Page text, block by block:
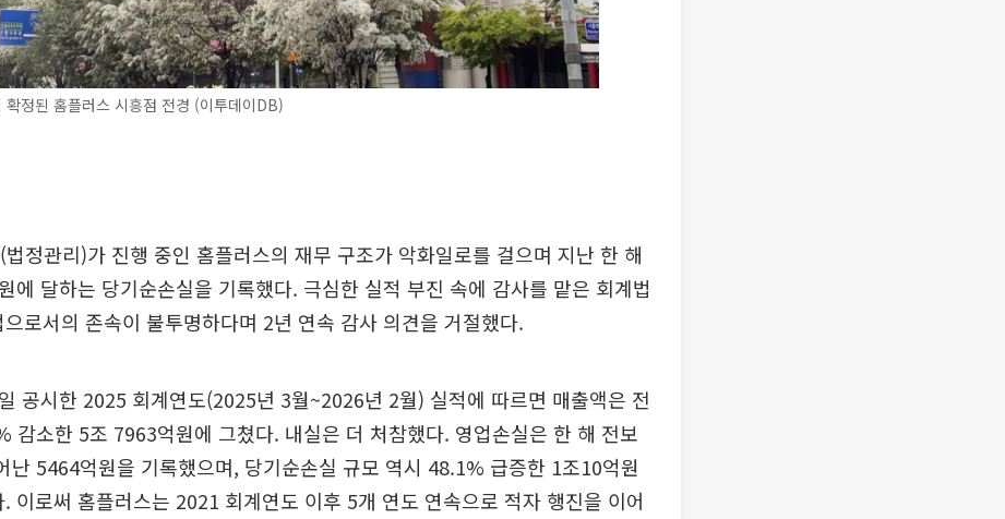
정된 홈플러스 시흥점 전경 (이투데이DB)
정관리)가 진행 중인 홈플러스의 재무 구조가 악화일로를 걸으며 지난 한 해
에 달하는 당기순손실을 기록했다. 극심한 실적 부진 속에 감사를 맡은 회계법
로서의 존속이 불투명하다며 2년 연속 감사 의견을 거절했다.
공시한 2025 회계연도(2025년 3월~2026년 2월) 실적에 따르면 매출액은 전
감소한 5조 7963억원에 그쳤다. 내실은 더 처참했다. 영업손실은 한 해 전보
난 5464억원을 기록했으며, 당기순손실 규모 역시 48.1% 급증한 1조10억원
이로써 홈플러스는 2021 회계연도 이후 5개 연도 연속으로 적자 행진을 이어